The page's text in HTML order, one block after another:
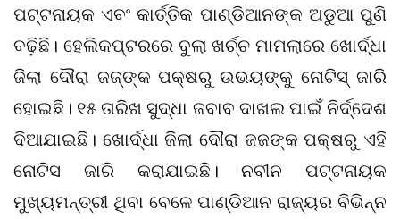
ପଟ୍ଟନାୟକ ଏବଂ କାର୍ତ୍ତିକ ପାଣ୍ଡିଆନଙ୍କ ଅଡୁଆ ପୁଣି
ବଢ଼ିଛି। ହେଲିକପ୍ଟରରେ ବୁଲା ଖର୍ଚ୍ଚ ମାମଲାରେ ଖୋର୍ଦ୍ଧା
ଜିଲା ଦୌରା ଜଜ୍‌ଙ୍କ ପକ୍ଷରୁ ଉଭୟଙ୍କୁ ନୋଟିସ୍‌ ଜାରି
ହୋଇଛି। ୧୫ ତାରିଖ ସୁଦ୍ଧା ଜବାବ ଦାଖଲ ପାଇଁ ନିର୍ଦ୍ଦେଶ
ଦିଆଯାଇଛି। ଖୋର୍ଦ୍ଧା ଜିଲା ଦୌରା ଜଜଙ୍କ ପକ୍ଷରୁ ଏହି
ନୋଟିସ ଜାରି କରାଯାଇଛି। ନବୀନ ପଟ୍ଟନାୟକ
ମୁଖ୍ୟମନ୍ତ୍ରୀ ଥିବା ବେଳେ ପାଣ୍ଡିଆନ ରାଜ୍ୟର ବିଭିନ୍ନ